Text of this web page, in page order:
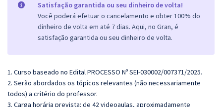
Satisfação garantida ou seu dinheiro de volta!
Você poderá efetuar o cancelamento e obter 100% do
dinheiro de volta em até 7 dias. Aqui, no Gran, é
satisfação garantida ou seu dinheiro de volta.
1. Curso baseado no Edital PROCESSO Nº SEI-030002/007371/2025.
2. Serão abordados os tópicos relevantes (não necessariamente
todos) a critério do professor.
3. Carga horária prevista: de 42 videoaulas, aproximadamente